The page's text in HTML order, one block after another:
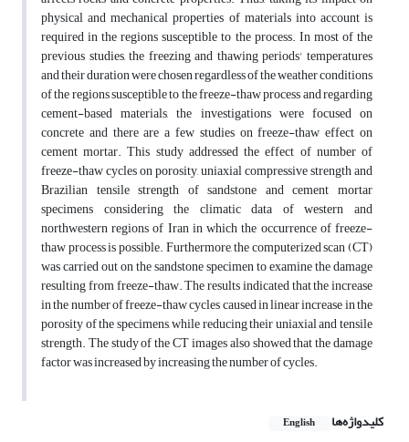
physical and mechanical properties of materials into account is
required in the regions susceptible to the process. In most of the
previous studies, the freezing and thawing periods' temperatures
and their duration were chosen regardless of the weather conditions
of the regions susceptible to the freeze-thaw process and regarding
cement-based materials, the investigations were focused on
concrete and there are a few studies on freeze-thaw effect on
cement mortar. This study addressed the effect of number of
freeze-thaw cycles on porosity, uniaxial compressive strength and
Brazilian tensile strength of sandstone and cement mortar
specimens considering the climatic data of western and
northwestern regions of Iran in which the occurrence of freeze-
thaw process is possible. Furthermore, the computerized scan (CT)
was carried out on the sandstone specimen to examine the damage
resulting from freeze-thaw. The results indicated that the increase
in the number of freeze-thaw cycles caused in linear increase in the
porosity of the specimens, while reducing their uniaxial and tensile
strength. The study of the CT images also showed that the damage
factor was increased by increasing the number of cycles.
کلیدواژه‌ها English